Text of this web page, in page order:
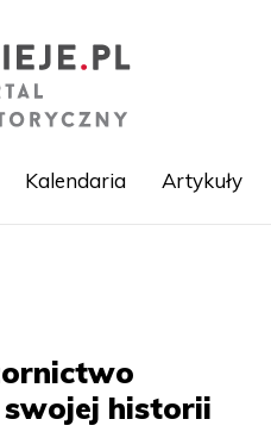
Kalendaria Artykuły
swojej historii